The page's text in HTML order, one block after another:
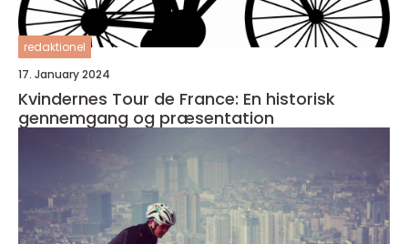
redaktionel
17. January 2024
Kvindernes Tour de France: En historisk
gennemgang og præsentation